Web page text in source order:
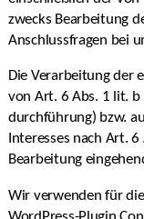
zwecks Bearbeitung
Anschlussfragen bei
Die Verarbeitung der
von Art. 6 Abs. 1 lit. b
durchführung) bzw.
Interesses nach Art.
Bearbeitung
Wir verwenden für